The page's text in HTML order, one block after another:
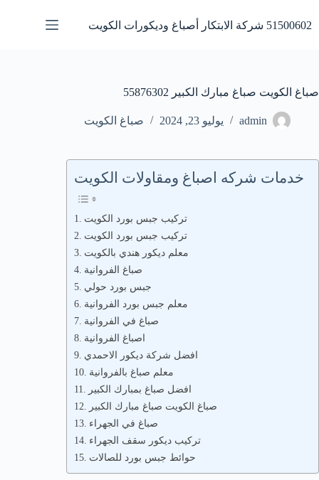
إلى
المحتوى
51500602 شركة الابتكار أصباغ وديكورات الكويت
صباغ الكويت صباغ مبارك الكبير 55876302
admin يوليو 23, 2024 صباغ الكويت
خدمات شركه اصباغ ومقاولات الكويت
تركيب جبس بورد الكويت
تركيب جبس بورد الكويت
معلم ديكور هندي بالكويت
صباغ الفروانية
جبس بورد حولي
معلم جبس بورد الفروانية
صباغ في الفروانية
اصباغ الفروانية
افضل شركة ديكور الاحمدي
معلم صباغ بالفروانية
افضل صباغ بمبارك الكبير
صباغ الكويت صباغ مبارك الكبير
صباغ في الجهراء
تركيب ديكور سقف الجهراء
حوائط جبس بورد للصالات